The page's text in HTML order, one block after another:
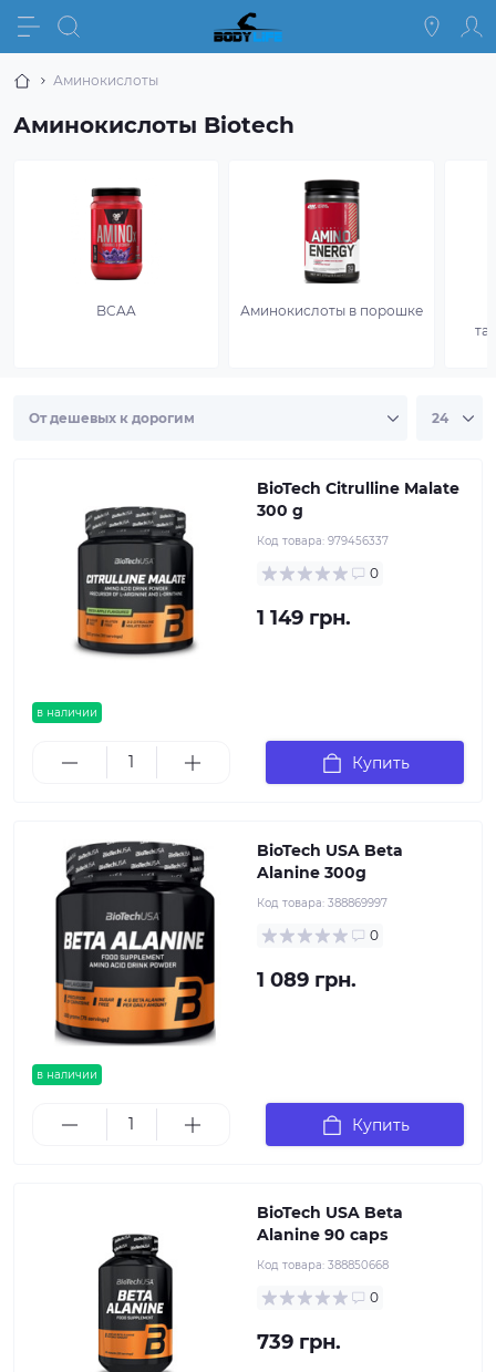
Аминокислоты
Аминокислоты Biotech
BCAA Аминокислоты в порошке
в наличии
BioTech Citrulline Malate
300 g
Код товара: 979456337
0
1 149 грн.
Купить
в наличии
BioTech USA Beta
Alanine 300g
Код товара: 388869997
0
1 089 грн.
Купить
BioTech USA Beta
Alanine 90 caps
Код товара: 388850668
0
739 грн.